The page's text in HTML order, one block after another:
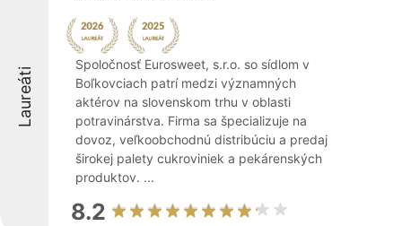
Laureáti
Spoločnosť Eurosweet, s.r.o. so sídlom v
Boľkovciach patrí medzi významných
aktérov na slovenskom trhu v oblasti
potravinárstva. Firma sa špecializuje na
dovoz, veľkoobchodnú distribúciu a predaj
širokej palety cukroviniek a pekárenských
produktov. ...
8.2